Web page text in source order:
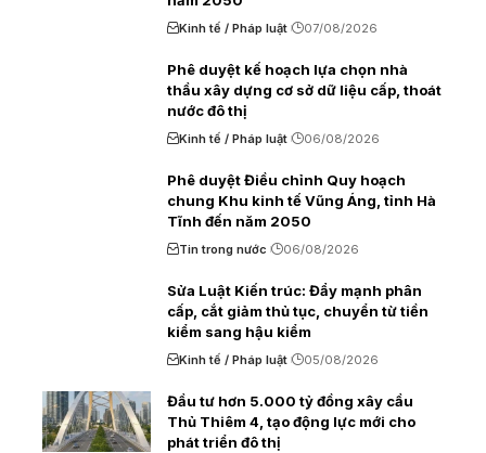
Kinh tế / Pháp luật 07/08/2026
Phê duyệt kế hoạch lựa chọn nhà
thầu xây dựng cơ sở dữ liệu cấp, thoát
nước đô thị
Kinh tế / Pháp luật 06/08/2026
Phê duyệt Điều chỉnh Quy hoạch
chung Khu kinh tế Vũng Áng, tỉnh Hà
Tĩnh đến năm 2050
Tin trong nước 06/08/2026
Sửa Luật Kiến trúc: Đẩy mạnh phân
cấp, cắt giảm thủ tục, chuyển từ tiền
kiểm sang hậu kiểm
Kinh tế / Pháp luật 05/08/2026
Đầu tư hơn 5.000 tỷ đồng xây cầu
Thủ Thiêm 4, tạo động lực mới cho
phát triển đô thị